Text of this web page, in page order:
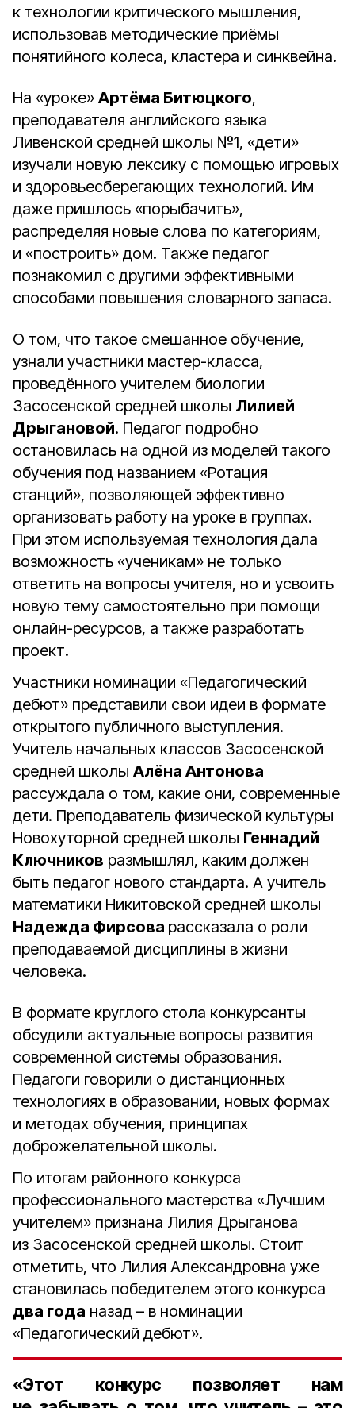
к технологии критического мышления,
использовав методические приёмы
понятийного колеса, кластера и синквейна.
На «уроке» Артёма Битюцкого,
преподавателя английского языка
Ливенской средней школы №1, «дети»
изучали новую лексику с помощью игровых
и здоровьесберегающих технологий. Им
даже пришлось «порыбачить»,
распределяя новые слова по категориям,
и «построить» дом. Также педагог
познакомил с другими эффективными
способами повышения словарного запаса.
О том, что такое смешанное обучение,
узнали участники мастер-класса,
проведённого учителем биологии
Засосенской средней школы Лилией
Дрыгановой. Педагог подробно
остановилась на одной из моделей такого
обучения под названием «Ротация
станций», позволяющей эффективно
организовать работу на уроке в группах.
При этом используемая технология дала
возможность «ученикам» не только
ответить на вопросы учителя, но и усвоить
новую тему самостоятельно при помощи
онлайн-ресурсов, а также разработать
проект.
Участники номинации «Педагогический
дебют» представили свои идеи в формате
открытого публичного выступления.
Учитель начальных классов Засосенской
средней школы Алёна Антонова
рассуждала о том, какие они, современные
дети. Преподаватель физической культуры
Новохуторной средней школы Геннадий
Ключников размышлял, каким должен
быть педагог нового стандарта. А учитель
математики Никитовской средней школы
Надежда Фирсова рассказала о роли
преподаваемой дисциплины в жизни
человека.
В формате круглого стола конкурсанты
обсудили актуальные вопросы развития
современной системы образования.
Педагоги говорили о дистанционных
технологиях в образовании, новых формах
и методах обучения, принципах
доброжелательной школы.
По итогам районного конкурса
профессионального мастерства «Лучшим
учителем» признана Лилия Дрыганова
из Засосенской средней школы. Стоит
отметить, что Лилия Александровна уже
становилась победителем этого конкурса
два года назад – в номинации
«Педагогический дебют».
«Этот конкурс позволяет нам